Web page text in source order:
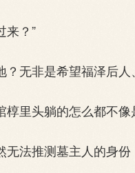
？”
无非是希望福泽后人
里头躺的怎么都不像
法推测墓主人的身份